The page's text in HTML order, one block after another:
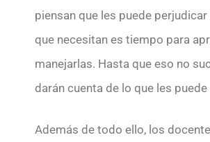
piensan que les puede
que necesitan es tiempo para
manejarlas. Hasta que eso no
darán cuenta de lo que les puede
Además de todo ello, los